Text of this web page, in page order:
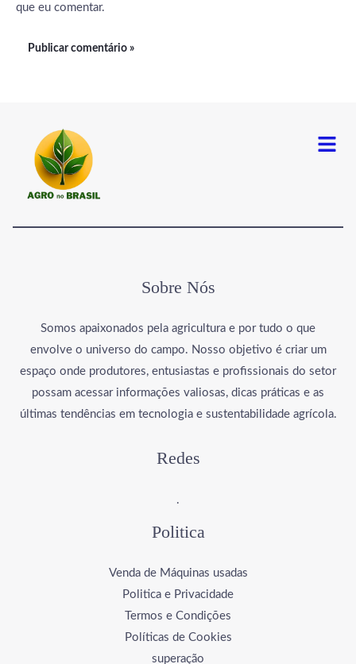
que eu comentar.
Menu
Sobre Nós
Somos apaixonados pela agricultura e por tudo o que
envolve o universo do campo. Nosso objetivo é criar um
espaço onde produtores, entusiastas e profissionais do setor
possam acessar informações valiosas, dicas práticas e as
últimas tendências em tecnologia e sustentabilidade agrícola.
Redes
.
Politica
Venda de Máquinas usadas
Politica e Privacidade
Termos e Condições
Políticas de Cookies
superação